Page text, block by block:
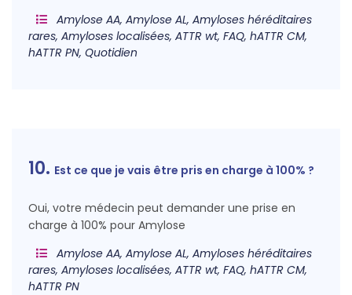
Amylose AA, Amylose AL, Amyloses héréditaires
rares, Amyloses localisées, ATTR wt, FAQ, hATTR CM,
hATTR PN, Quotidien
10. Est ce que je vais être pris en charge à 100% ?
Oui, votre médecin peut demander une prise en
charge à 100% pour Amylose
Amylose AA, Amylose AL, Amyloses héréditaires
rares, Amyloses localisées, ATTR wt, FAQ, hATTR CM,
hATTR PN